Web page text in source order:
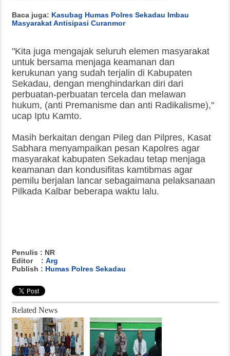
Baca juga: Kasubag Humas Polres Sekadau Imbau
Masyarakat Antisipasi Curanmor
"Kita juga mengajak seluruh elemen masyarakat
untuk bersama menjaga keamanan dan
kerukunan yang sudah terjalin di Kabupaten
Sekadau, dengan menghindarkan diri dari
perbuatan-perbuatan tercela dan melawan
hukum, (anti Premanisme dan anti Radikalisme),"
ucap Iptu Kamto.
Masih berkaitan dengan Pileg dan Pilpres, Kasat
Sabhara menyampaikan pesan Kapolres agar
masyarakat kabupaten Sekadau tetap menjaga
keamanan dan kondusifitas kamtibmas agar
pemilu berjalan lancar sebagaimana pelaksanaan
Pilkada Kalbar beberapa waktu lalu.
Penulis : NR
Editor : Arg
Publish : Humas Polres Sekadau
Related News